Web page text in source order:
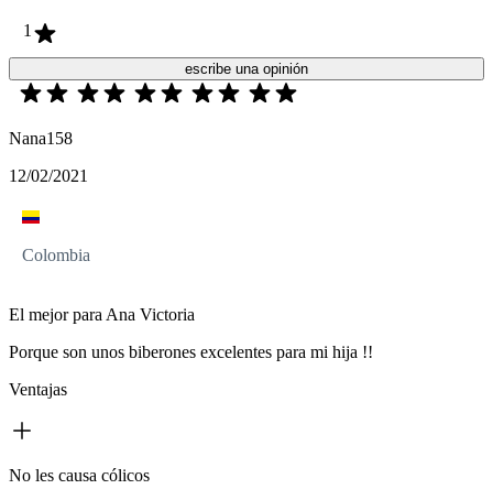
1
escribe una opinión
Nana158
12/02/2021
Colombia
El mejor para Ana Victoria
Porque son unos biberones excelentes para mi hija !!
Ventajas
No les causa cólicos